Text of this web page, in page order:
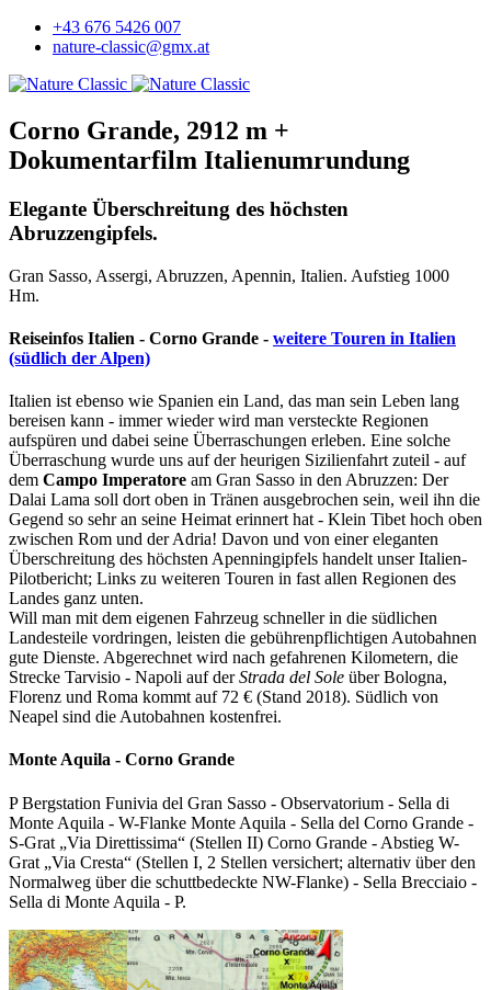
+43 676 5426 007
nature-classic@gmx.at
Corno Grande, 2912 m +
Dokumentarfilm Italienumrundung
Elegante Überschreitung des höchsten
Abruzzengipfels.
Gran Sasso, Assergi, Abruzzen, Apennin, Italien. Aufstieg 1000
Hm.
Reiseinfos Italien - Corno Grande - weitere Touren in Italien
(südlich der Alpen)
Italien ist ebenso wie Spanien ein Land, das man sein Leben lang
bereisen kann - immer wieder wird man versteckte Regionen
aufspüren und dabei seine Überraschungen erleben. Eine solche
Überraschung wurde uns auf der heurigen Sizilienfahrt zuteil - auf
dem Campo Imperatore am Gran Sasso in den Abruzzen: Der
Dalai Lama soll dort oben in Tränen ausgebrochen sein, weil ihn die
Gegend so sehr an seine Heimat erinnert hat - Klein Tibet hoch oben
zwischen Rom und der Adria! Davon und von einer eleganten
Überschreitung des höchsten Apenningipfels handelt unser Italien-
Pilotbericht; Links zu weiteren Touren in fast allen Regionen des
Landes ganz unten.
Will man mit dem eigenen Fahrzeug schneller in die südlichen
Landesteile vordringen, leisten die gebührenpflichtigen Autobahnen
gute Dienste. Abgerechnet wird nach gefahrenen Kilometern, die
Strecke Tarvisio - Napoli auf derStrada del Sole über Bologna,
Florenz und Roma kommt auf 72 € (Stand 2018). Südlich von
Neapel sind die Autobahnen kostenfrei.
Monte Aquila - Corno Grande
P Bergstation Funivia del Gran Sasso - Observatorium - Sella di
Monte Aquila - W-Flanke Monte Aquila - Sella del Corno Grande -
S-Grat „Via Direttissima“ (Stellen II) Corno Grande - Abstieg W-
Grat „Via Cresta“ (Stellen I, 2 Stellen versichert; alternativ über den
Normalweg über die schuttbedeckte NW-Flanke) - Sella Brecciaio -
Sella di Monte Aquila - P.